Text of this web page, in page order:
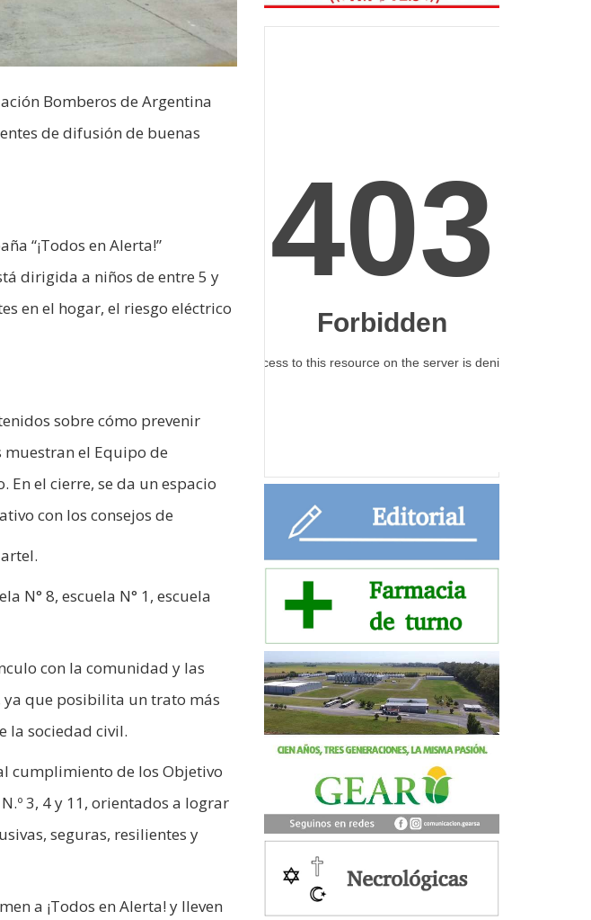
Bomberos de Argentina
de difusión de buenas
“¡Todos en Alerta!”
dirigida a niños de entre 5 y
en el hogar, el riesgo eléctrico
sobre cómo prevenir
muestran el Equipo de
En el cierre, se da un espacio
con los consejos de
N° 8, escuela N° 1, escuela
con la comunidad y las
que posibilita un trato más
la sociedad civil.
cumplimiento de los Objetivo
3, 4 y 11, orientados a lograr
seguras, resilientes y
a ¡Todos en Alerta! y lleven